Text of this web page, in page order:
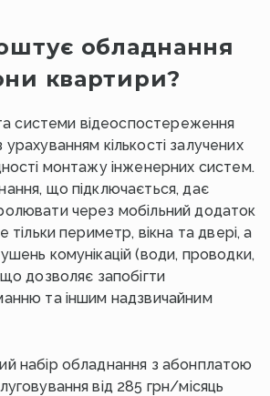
обладнання
квартири?
та системи відеоспостереження
кількості залучених
монтажу інженерних систем.
що підключається, дає
через мобільний додаток
тільки периметр, вікна та двері, а
комунікацій (води, проводки,
дозволяє запобігти
та іншим надзвичайним
набір обладнання з абонплатою
від 285 грн/місяць